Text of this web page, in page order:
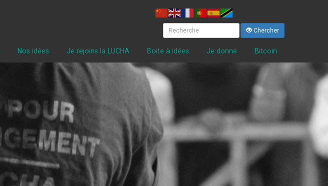
Chercher
Nos idées Je rejoins la LUCHA Boite à idées Je donne Bitcoin